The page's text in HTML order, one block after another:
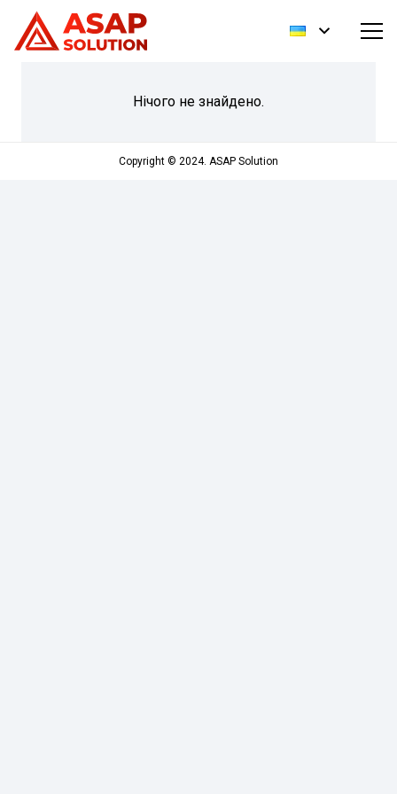
Нічого не знайдено.
Copyright © 2024. ASAP Solution